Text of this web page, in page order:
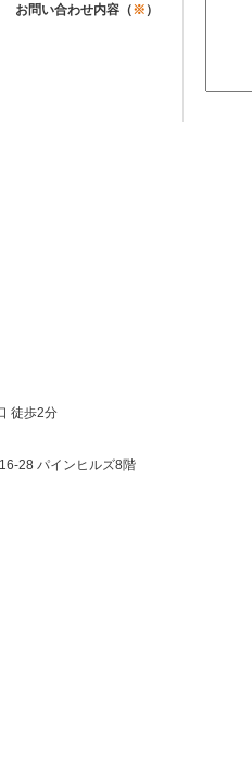
お問い合わせ内容（※ ）
徒歩2分
28 パインヒルズ8階